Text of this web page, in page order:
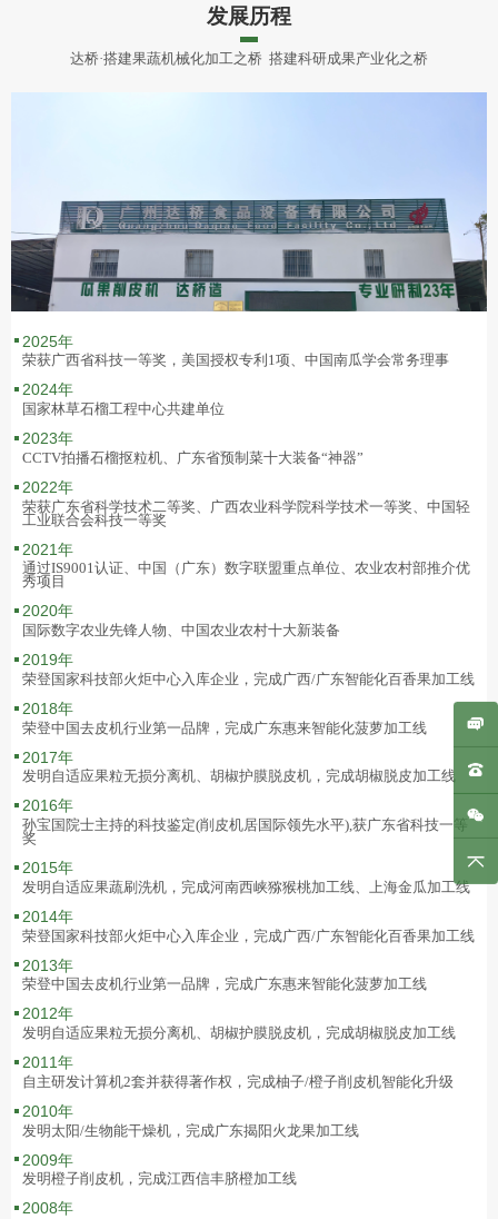
发展历程
达桥·搭建果蔬机械化加工之桥 搭建科研成果产业化之桥
2025年
荣获广西省科技一等奖，美国授权专利1项、中国南瓜学会常务理事
2024年
国家林草石榴工程中心共建单位
2023年
CCTV拍播石榴抠粒机、广东省预制菜十大装备“神器”
2022年
荣获广东省科学技术二等奖、广西农业科学院科学技术一等奖、中国轻
工业联合会科技一等奖
2021年
通过IS9001认证、中国（广东）数字联盟重点单位、农业农村部推介优
秀项目
2020年
国际数字农业先锋人物、中国农业农村十大新装备
2019年
荣登国家科技部火炬中心入库企业，完成广西/广东智能化百香果加工线
2018年
荣登中国去皮机行业第一品牌，完成广东惠来智能化菠萝加工线
2017年
发明自适应果粒无损分离机、胡椒护膜脱皮机，完成胡椒脱皮加工线
2016年
孙宝国院士主持的科技鉴定(削皮机居国际领先水平),获广东省科技一等
奖
2015年
发明自适应果蔬刷洗机，完成河南西峡猕猴桃加工线、上海金瓜加工线
2014年
荣登国家科技部火炬中心入库企业，完成广西/广东智能化百香果加工线
2013年
荣登中国去皮机行业第一品牌，完成广东惠来智能化菠萝加工线
2012年
发明自适应果粒无损分离机、胡椒护膜脱皮机，完成胡椒脱皮加工线
2011年
自主研发计算机2套并获得著作权，完成柚子/橙子削皮机智能化升级
2010年
发明太阳/生物能干燥机，完成广东揭阳火龙果加工线
2009年
发明橙子削皮机，完成江西信丰脐橙加工线
2008年